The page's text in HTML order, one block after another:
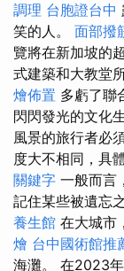
調理 台胞證台中
笑的人。 面部撥
覽將在新加坡的
式建築和大教堂
燴佈置 多虧了聯
閃閃發光的文化
風景的旅行者必
度大不相同，具
關鍵字 一般而言
記住某些被遺忘
養生館 在大城市
燴 台中國術館推
海灘。 在2023